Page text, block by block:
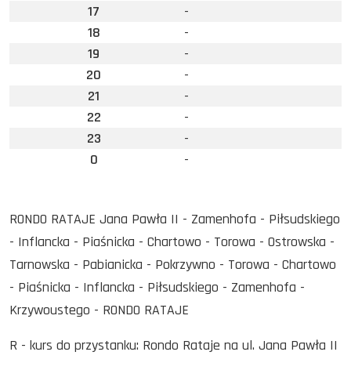
17
-
18
-
19
-
20
-
21
-
22
-
23
-
0
-
RONDO RATAJE Jana Pawła II - Zamenhofa - Piłsudskiego
- Inflancka - Piaśnicka - Chartowo - Torowa - Ostrowska -
Tarnowska - Pabianicka - Pokrzywno - Torowa - Chartowo
- Piaśnicka - Inflancka - Piłsudskiego - Zamenhofa -
Krzywoustego - RONDO RATAJE
R - kurs do przystanku: Rondo Rataje na ul. Jana Pawła II